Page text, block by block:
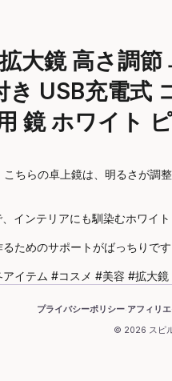
大鏡 高さ調
USB充電
鏡 ホワイト
ちらの卓上鏡は、明るさが調
インテリアにも馴染むホワイ
ためのサポートがばっちりです
イテム #コスメ #美容 #拡大鏡
プライバシーポリシー·アフィリ
© 2026 スピ